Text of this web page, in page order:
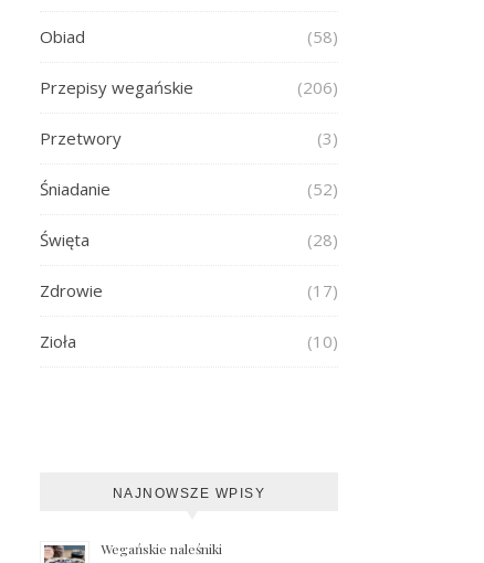
Obiad (58)
Przepisy wegańskie (206)
Przetwory (3)
Śniadanie (52)
Święta (28)
Zdrowie (17)
Zioła (10)
NAJNOWSZE WPISY
Wegańskie naleśniki